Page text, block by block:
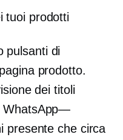
tuoi prodotti
pulsanti di
prodotto.
dei titoli
WhatsApp—
presente che circa